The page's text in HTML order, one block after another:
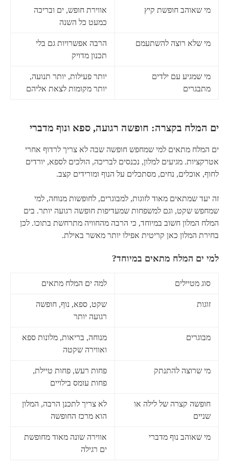
מי שאוהב חופשת קיץ
אווירת חופש, ים ובריכה
כמעט כל השנה
מי שלא רוצה להשתעמם
הרבה אפשרויות גם בלי
תכנון מדויק
מי שמגיע עם ילדים
מתבגרים
יותר פעילות, יותר תנועה,
יותר מקומות לצאת אליהם
ים המלח בקצרה: חופשה רגועה, ספא ונוף מדברי
ים המלח מתאים למי שמחפש חופשה שבה לא צריך לרדוף אחרי
אטרקציות. מגיעים למלון, נכנסים לבריכה, הולכים לספא, יורדים
לחוף, אוכלים, נחים, מסתכלים על הנוף ומורידים קצב.
זה יעד שמתאים מאוד לזוגות, למבוגרים, לחופשות מנוחה, למי
שמחפש שקט, וגם למשפחות שמעדיפות חופשה רגועה יותר. בים
המלח המלון חשוב במיוחד, כי הרבה מהחוויה מתרחשת בתוכו. לכן
בחירת המלון כאן קריטית אפילו יותר מאשר באילת.
למי ים המלח מתאים במיוחד?
סוג מטיילים למה ים המלח מתאים
זוגות
שקט, ספא, נוף, חופשה
רגועה יותר
מבוגרים
מנוחה, בריאות, מלונות ספא
ואווירה שקטה
מי שרוצה להתנתק
פחות רעש, פחות טיילת,
פחות עומס בילויים
חופשה קצרה של לילה או
שניים
לא צריך לתכנן הרבה, המלון
הוא מרכז החופשה
מי שאוהב נוף מדברי
אווירה שונה מאוד מחופשת
ים רגילה